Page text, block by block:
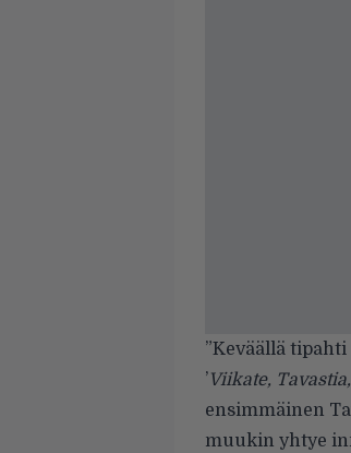
”Keväällä
’Viikate, Tavastia,
ensimmäinen
muukin yhtye